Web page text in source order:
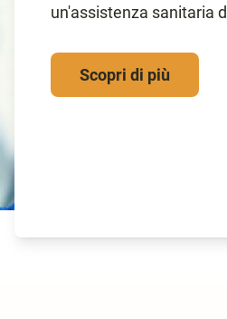
un'assistenza sanitaria
Scopri di più